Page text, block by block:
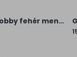
Globo Robby fehér mennyezeti spotlámpa (GLO-57910-2W) GU10 2 izzós IP20